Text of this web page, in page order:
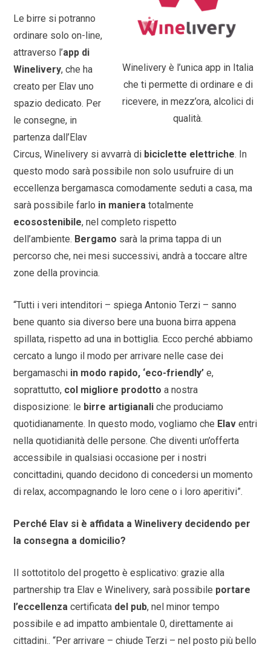
Winelivery è l’unica app in Italia
che ti permette di ordinare e di
ricevere, in mezz’ora, alcolici di
qualità.
Le birre si potranno
ordinare solo on-line,
attraverso l’app di
Winelivery, che ha
creato per Elav uno
spazio dedicato. Per
le consegne, in
partenza dall’Elav
Circus, Winelivery si avvarrà di biciclette elettriche. In
questo modo sarà possibile non solo usufruire di un
eccellenza bergamasca comodamente seduti a casa, ma
sarà possibile farlo in maniera totalmente
ecosostenibile, nel completo rispetto
dell’ambiente. Bergamo sarà la prima tappa di un
percorso che, nei mesi successivi, andrà a toccare altre
zone della provincia.
“Tutti i veri intenditori – spiega Antonio Terzi – sanno
bene quanto sia diverso bere una buona birra appena
spillata, rispetto ad una in bottiglia. Ecco perché abbiamo
cercato a lungo il modo per arrivare nelle case dei
bergamaschi in modo rapido, ‘eco-friendly’ e,
soprattutto, col migliore prodotto a nostra
disposizione: le birre artigianali che produciamo
quotidianamente. In questo modo, vogliamo che Elav entri
nella quotidianità delle persone. Che diventi un’offerta
accessibile in qualsiasi occasione per i nostri
concittadini, quando decidono di concedersi un momento
di relax, accompagnando le loro cene o i loro aperitivi”.
Perché Elav si è affidata a Winelivery decidendo per
la consegna a domicilio?
Il sottotitolo del progetto è esplicativo: grazie alla
partnership tra Elav e Winelivery, sarà possibile portare
l’eccellenza certificata del pub, nel minor tempo
possibile e ad impatto ambientale 0, direttamente ai
cittadini.. “Per arrivare – chiude Terzi – nel posto più bello